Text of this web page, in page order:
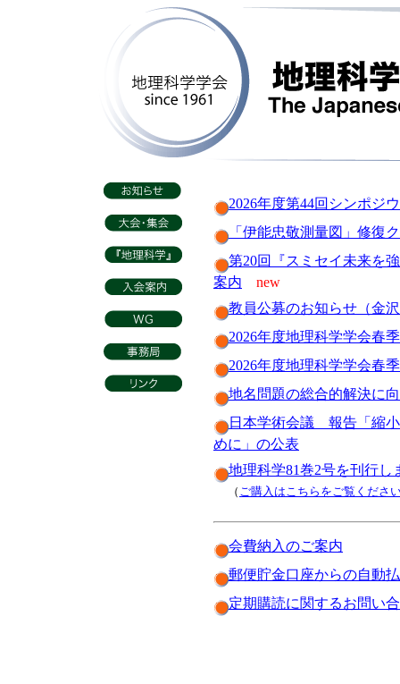
2026年度第44回シンポジ
「伊能忠敬測量図」修復
第20回『スミセイ未来を
案内
new
教員公募のお知らせ（金
2026年度地理科学学会春
2026年度地理科学学会春
地名問題の総合的解決に
日本学術会議 報告「縮
めに」の公表
地理科学81巻2号を刊行し
（ ご購入はこちらをご覧くださ
会費納入のご案内
郵便貯金口座からの自動
定期購読に関するお問い